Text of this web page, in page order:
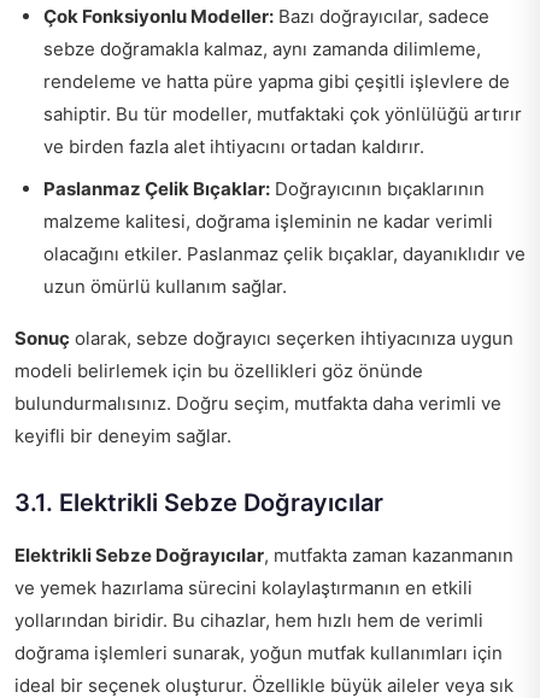
Çok Fonksiyonlu Modeller: Bazı doğrayıcılar, sadece
sebze doğramakla kalmaz, aynı zamanda dilimleme,
rendeleme ve hatta püre yapma gibi çeşitli işlevlere de
sahiptir. Bu tür modeller, mutfaktaki çok yönlülüğü artırır
ve birden fazla alet ihtiyacını ortadan kaldırır.
Paslanmaz Çelik Bıçaklar: Doğrayıcının bıçaklarının
malzeme kalitesi, doğrama işleminin ne kadar verimli
olacağını etkiler. Paslanmaz çelik bıçaklar, dayanıklıdır ve
uzun ömürlü kullanım sağlar.
Sonuç olarak, sebze doğrayıcı seçerken ihtiyacınıza uygun
modeli belirlemek için bu özellikleri göz önünde
bulundurmalısınız. Doğru seçim, mutfakta daha verimli ve
keyifli bir deneyim sağlar.
3.1. Elektrikli Sebze Doğrayıcılar
Elektrikli Sebze Doğrayıcılar, mutfakta zaman kazanmanın
ve yemek hazırlama sürecini kolaylaştırmanın en etkili
yollarından biridir. Bu cihazlar, hem hızlı hem de verimli
doğrama işlemleri sunarak, yoğun mutfak kullanımları için
ideal bir seçenek oluşturur. Özellikle büyük aileler veya sık